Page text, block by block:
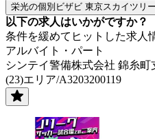
栄光の個別ビザビ 東京スカイツリ
以下の求人はいかがですか？
条件を緩めてヒットした求人
アルバイト・パート
シンテイ警備株式会社 錦糸
(23)エリア/A3203200119